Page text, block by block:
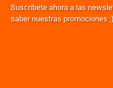
Suscribete ahora a las
saber nuestras promociones